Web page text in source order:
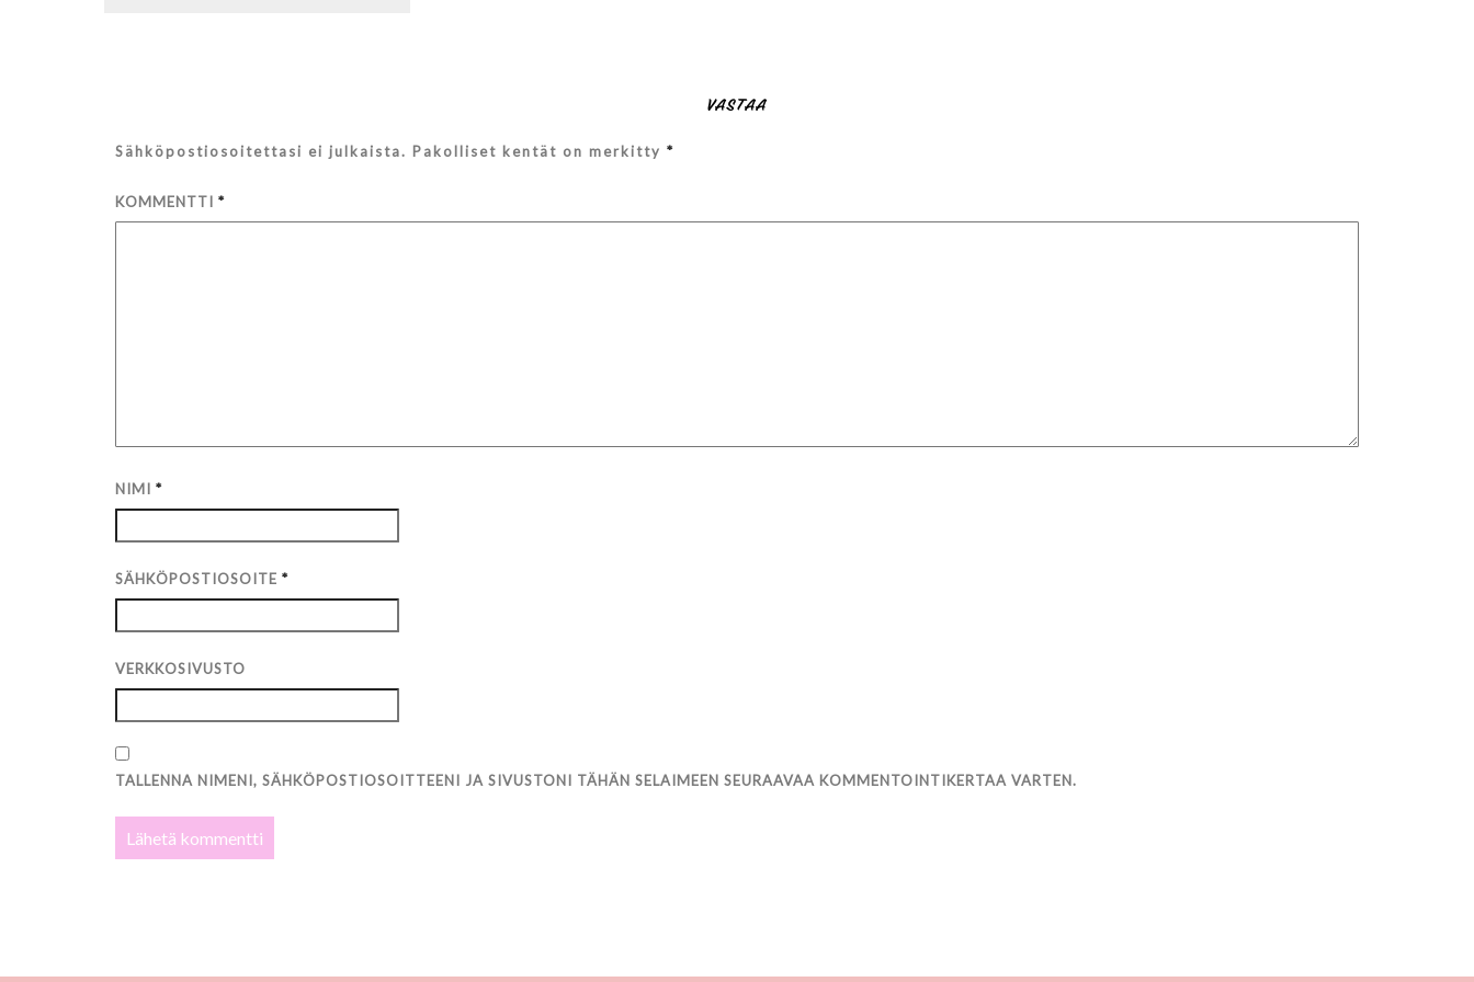
VASTAA
Sähköpostiosoitettasi ei julkaista. Pakolliset kentät on merkitty*
KOMMENTTI*
NIMI*
SÄHKÖPOSTIOSOITE*
VERKKOSIVUSTO
TALLENNA NIMENI, SÄHKÖPOSTIOSOITTEENI JA SIVUSTONI TÄHÄN SELAIMEEN SEURAAVAA KOMMENTOINTIKERTAA VARTEN.